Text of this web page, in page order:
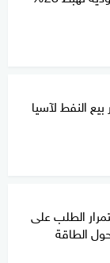
النفط لآسيا
الطلب على
الطاقة